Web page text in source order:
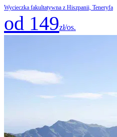
Wycieczka fakultatywna z Hiszpanii, Teneryfa
od 149zł/os.